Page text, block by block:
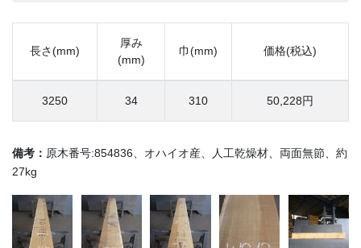
長さ(mm)
厚み
(mm)
巾(mm) 価格(税込)
3250 34 310 50,228円
備考： 原木番号:854836、オハイオ産、人工乾燥材、両面無節、約
27kg